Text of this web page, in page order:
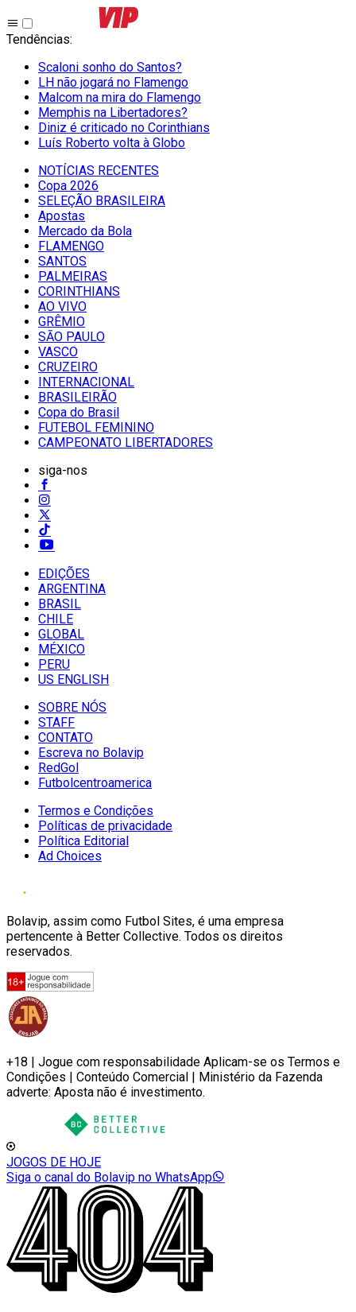
Tendências:
Scaloni sonho do Santos?
LH não jogará no Flamengo
Malcom na mira do Flamengo
Memphis na Libertadores?
Diniz é criticado no Corinthians
Luís Roberto volta à Globo
NOTÍCIAS RECENTES
Copa 2026
SELEÇÃO BRASILEIRA
Apostas
Mercado da Bola
FLAMENGO
SANTOS
PALMEIRAS
CORINTHIANS
AO VIVO
GRÊMIO
SĀO PAULO
VASCO
CRUZEIRO
INTERNACIONAL
BRASILEIRÃO
Copa do Brasil
FUTEBOL FEMININO
CAMPEONATO LIBERTADORES
siga-nos
EDIÇÕES
ARGENTINA
BRASIL
CHILE
GLOBAL
MÉXICO
PERU
US ENGLISH
SOBRE NÓS
STAFF
CONTATO
Escreva no Bolavip
RedGol
Futbolcentroamerica
Termos e Condições
Políticas de privacidade
Política Editorial
Ad Choices
Bolavip, assim como Futbol Sites, é uma empresa
pertencente à Better Collective. Todos os direitos
reservados.
+18 | Jogue com responsabilidade Aplicam-se os Termos e
Condições | Conteúdo Comercial | Ministério da Fazenda
adverte: Aposta não é investimento.
JOGOS DE HOJE
Siga o canal do Bolavip no WhatsApp